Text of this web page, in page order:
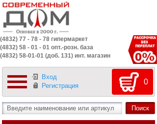
(4832) 77 - 78 - 78 гипермаркет
(4832) 58 - 01 - 01 опт.-розн. база
(4832) 58-01-01 (доб. 131) инт. магазин
Вход
Регистрация
0